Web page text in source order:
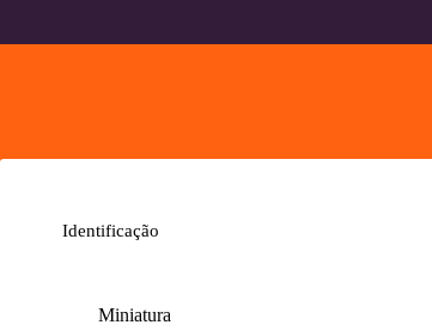
Identificação
Miniatura